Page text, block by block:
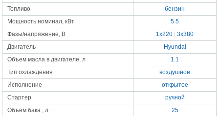
Топливо
бензин
Мощность номинал, кВт
5.5
Фазы/напряжение, В
1x220 |3x380
Двигатель
Hyundai
Объем масла в двигателе, л
1.1
Тип охлаждения
воздушное
Исполнение
открытое
Стартер
ручной
Объем бака , л
25